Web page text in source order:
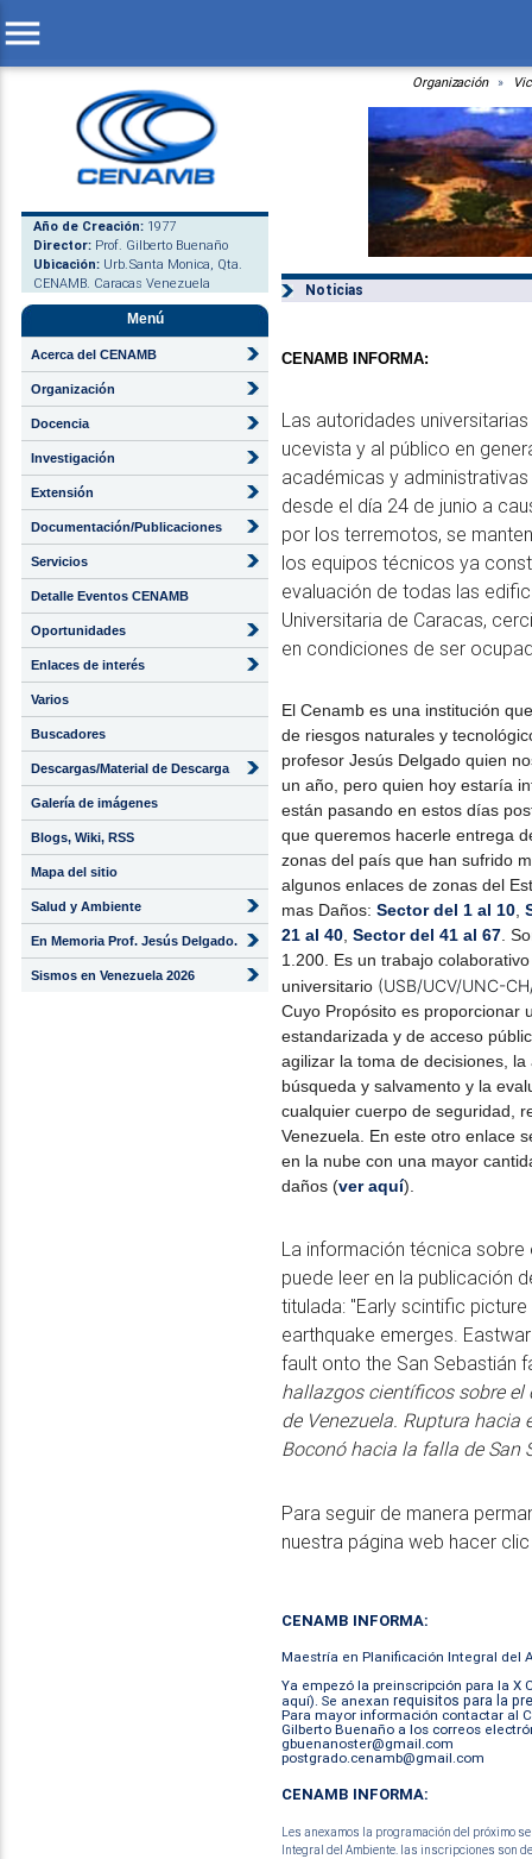
menu
Año de Creación: 1977
Director: Prof. Gilberto Buenaño
Ubicación: Urb.Santa Monica, Qta.
CENAMB. Caracas Venezuela
Menú
Acerca del CENAMB
Organización
Docencia
Investigación
Extensión
Documentación/Publicaciones
Servicios
Detalle Eventos CENAMB
Oportunidades
Enlaces de interés
Varios
Buscadores
Descargas/Material de Descarga
Galería de imágenes
Blogs, Wiki, RSS
Mapa del sitio
Salud y Ambiente
En Memoria Prof. Jesús Delgado.
Sismos en Venezuela 2026
Organización
Noticias
CENAMB INFORMA:
Las autoridades
ucevista y al público en
académicas y
desde el día 24 de junio a
por los terremotos, se
los equipos técnicos ya
evaluación de todas las
Universitaria de Caracas,
en condiciones de ser
El Cenamb es una institución
de riesgos naturales y
profesor Jesús Delgado quien
un año, pero quien hoy estaría
están pasando en estos días
que queremos hacerle entrega
zonas del país que han sufrido
algunos enlaces de zonas del
mas Daños: Sector del 1 al 10,
21 al 40, Sector del 41 al 67.
1.200. Es un trabajo
universitario
Cuyo Propósito es proporcionar
estandarizada y de acceso
agilizar la toma de decisiones,
búsqueda y salvamento y la
cualquier cuerpo de seguridad,
Venezuela. En este otro enlace
en la nube con una mayor
daños (ver aquí).
La información técnica
puede leer en la publicación
titulada: "Early scintific
earthquake emerges.
fault onto the San Sebastián
hallazgos científicos sobre el
de Venezuela. Ruptura hacia
Boconó hacia la falla de San
Para seguir de manera
nuestra página web hacer
CENAMB INFORMA:
Maestría en Planificación Integral del
Ya empezó la preinscripción para la
aquí). Se anexan requisitos para la
Para mayor información contactar al
Gilberto Buenaño a los correos
gbuenanoster@gmail.com
postgrado.cenamb@gmail.com
CENAMB INFORMA:
Les anexamos la programación del próximo
Integral del Ambiente. las inscripciones son